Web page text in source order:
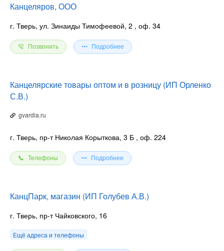
Канцеляров, ООО
г. Тверь, ул. Зинаиды Тимофеевой, 2 , оф. 34
Позвонить Подробнее
Канцелярские товары оптом и в розницу (ИП Орленко
С.В.)
gvardia.ru
г. Тверь, пр-т Николая Корыткова, 3 Б , оф. 224
Телефоны Подробнее
КанцПарк, магазин (ИП Голубев А.В.)
г. Тверь, пр-т Чайковского, 16
Ещё адреса и телефоны